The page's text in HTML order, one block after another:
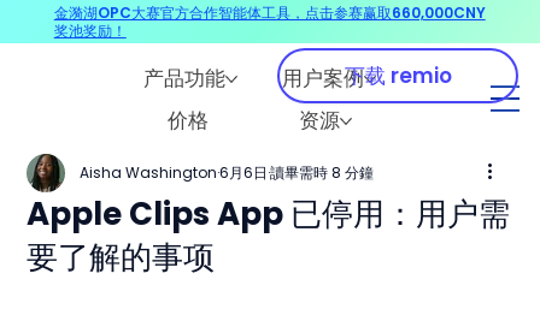
产品功能
用户案例
价格
资源
下载 remio
Apple Clips App 已停用：用户需
要了解的事项
Aisha Washington 6月6日 讀畢需時 8 分鐘
金漪湖OPC大赛官方合作智能体工具，点击参赛赢取660,000CNY
奖池奖励！